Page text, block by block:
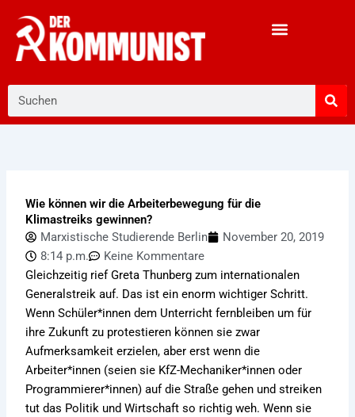
Inhalt
springen
Wie können wir die Arbeiterbewegung für die
Klimastreiks gewinnen?
Marxistische Studierende Berlin
November 20, 2019
8:14 p.m.
Keine Kommentare
Gleichzeitig rief Greta Thunberg zum internationalen
Generalstreik auf. Das ist ein enorm wichtiger Schritt.
Wenn Schüler*innen dem Unterricht fernbleiben um für
ihre Zukunft zu protestieren können sie zwar
Aufmerksamkeit erzielen, aber erst wenn die
Arbeiter*innen (seien sie KfZ-Mechaniker*innen oder
Programmierer*innen) auf die Straße gehen und streiken
tut das Politik und Wirtschaft so richtig weh. Wenn sie